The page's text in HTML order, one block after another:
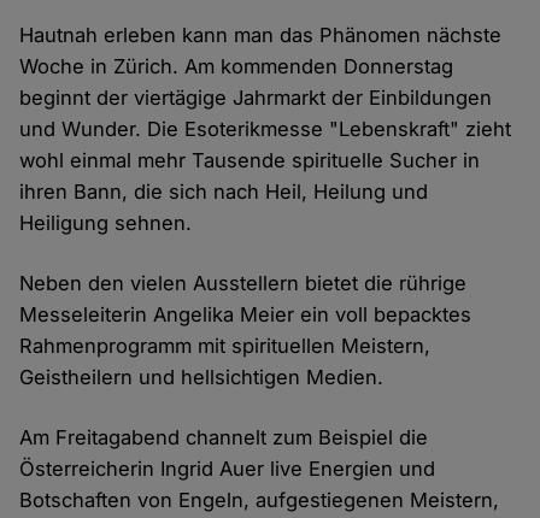
Hautnah erleben kann man das Phänomen nächste
Woche in Zürich. Am kommenden Donnerstag
beginnt der viertägige Jahrmarkt der Einbildungen
und Wunder. Die Esoterikmesse "Lebenskraft" zieht
wohl einmal mehr Tausende spirituelle Sucher in
ihren Bann, die sich nach Heil, Heilung und
Heiligung sehnen.
Neben den vielen Ausstellern bietet die rührige
Messeleiterin Angelika Meier ein voll bepacktes
Rahmenprogramm mit spirituellen Meistern,
Geistheilern und hellsichtigen Medien.
Am Freitagabend channelt zum Beispiel die
Österreicherin Ingrid Auer live Energien und
Botschaften von Engeln, aufgestiegenen Meistern,